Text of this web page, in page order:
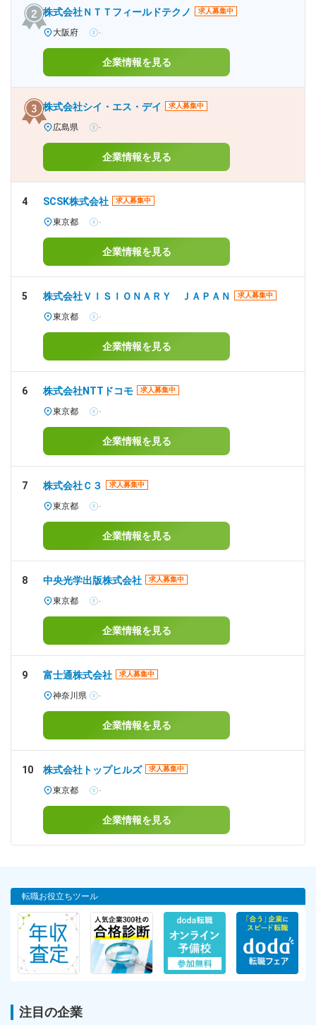
株式会社ＮＴＴフィールドテクノ 求人募集中
大阪府 -
企業情報を見る
株式会社シイ・エス・デイ 求人募集中
広島県 -
企業情報を見る
4 SCSK株式会社 求人募集中
東京都 -
企業情報を見る
5 株式会社ＶＩＳＩＯＮＡＲＹ ＪＡＰＡＮ 求人募集中
東京都 -
企業情報を見る
6 株式会社NTTドコモ 求人募集中
東京都 -
企業情報を見る
7 株式会社Ｃ３ 求人募集中
東京都 -
企業情報を見る
8 中央光学出版株式会社 求人募集中
東京都 -
企業情報を見る
9 富士通株式会社 求人募集中
神奈川県 -
企業情報を見る
10 株式会社トップヒルズ 求人募集中
東京都 -
企業情報を見る
転職お役立ちツール
注目の企業